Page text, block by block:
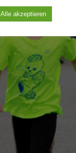
Alle akzeptieren